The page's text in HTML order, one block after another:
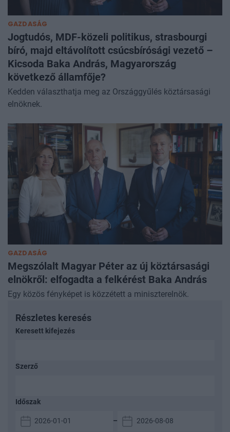
GAZDASÁG
Jogtudós, MDF-közeli politikus, strasbourgi
bíró, majd eltávolított csúcsbírósági vezető –
Kicsoda Baka András, Magyarország
következő államfője?
Kedden választhatja meg az Országgyűlés köztársasági
elnöknek.
GAZDASÁG
Megszólalt Magyar Péter az új köztársasági
elnökről: elfogadta a felkérést Baka András
Egy közös fényképet is közzétett a miniszterelnök.
Részletes keresés
Keresett kifejezés
Szerző
Időszak
–